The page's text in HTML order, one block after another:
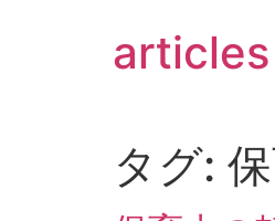
articles
タグ: